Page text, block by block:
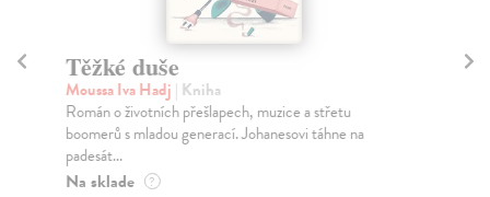
Těžké duše
Moussa Iva Hadj | Kniha
Román o životních přešlapech, muzice a střetu
boomerů s mladou generací. Johanesovi táhne na
padesát...
Na sklade ?